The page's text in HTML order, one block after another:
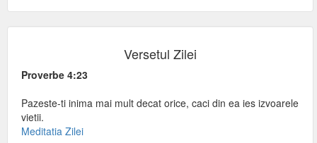
Versetul Zilei
Proverbe 4:23
Pazeste-ti inima mai mult decat orice, caci din ea ies izvoarele
vietii.
Meditatia Zilei